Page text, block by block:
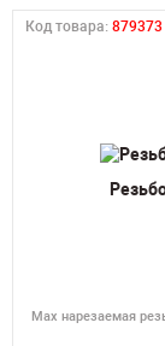
Код товара: 879373
Мах нарезаемая